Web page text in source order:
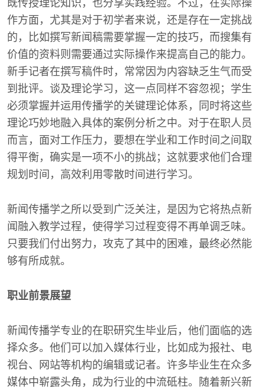
既传授理论知识，也分享实践经验。不过，在实际操
作方面，尤其是对于初学者来说，还是存在一定挑战
的，比如撰写新闻稿需要掌握一定的技巧，而搜集有
价值的资料则需要通过实际操作来提高自己的能力。
新手记者在撰写稿件时，常常因为内容缺乏生气而受
到批评。谈及理论学习，这一点同样不容忽视；学生
必须掌握并运用传播学的关键理论体系，同时将这些
理论巧妙地融入具体的案例分析之中。对于在职人员
而言，面对工作压力，要想在学业和工作时间之间取
得平衡，确实是一项不小的挑战；这就要求他们合理
规划时间，高效利用零散时间进行学习。
新闻传播学之所以受到广泛关注，是因为它将热点新
闻融入教学过程，使得学习过程变得不再单调乏味。
只要我们付出努力，攻克了其中的困难，最终必然能
够有所成就。
职业前景展望
新闻传播学专业的在职研究生毕业后，他们面临的选
择众多。他们可以加入媒体行业，比如成为报社、电
视台、网站等机构的编辑或记者。许多毕业生在众多
媒体中崭露头角，成为行业的中流砥柱。随着新兴新